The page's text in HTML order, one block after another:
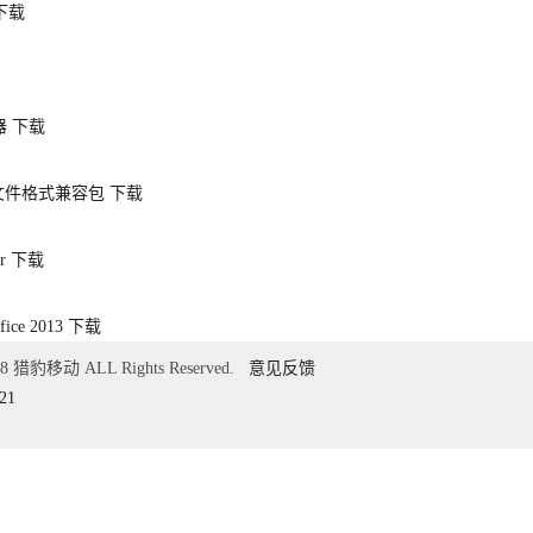
载
下载
件格式兼容包 下载
下载
2013 下载
猎豹移动 ALL Rights Reserved. 意见反馈